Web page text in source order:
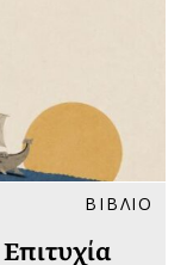
ΒΙΒΛΙΟ